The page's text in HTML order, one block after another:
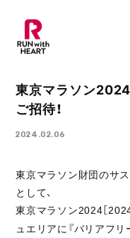
東京マラソン
ご招待！
2024.02.06
東京マラソン財団のサ
として、
東京マラソン2024［
ュエリアに『バリアフリ